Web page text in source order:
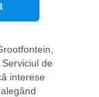
de
interese